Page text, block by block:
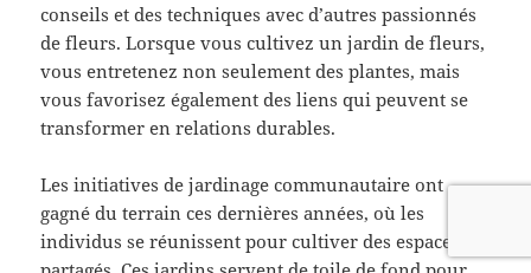
conseils et des techniques avec d’autres passionnés
de fleurs. Lorsque vous cultivez un jardin de fleurs,
vous entretenez non seulement des plantes, mais
vous favorisez également des liens qui peuvent se
transformer en relations durables.
Les initiatives de jardinage communautaire ont
gagné du terrain ces dernières années, où les
individus se réunissent pour cultiver des espaces